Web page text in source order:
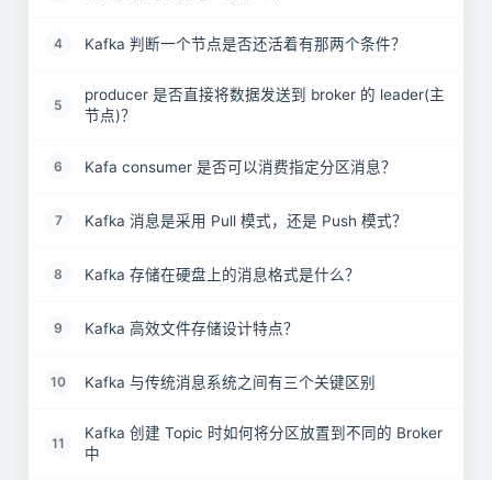
4 Kafka 判断一个节点是否还活着有那两个条件？
5
producer 是否直接将数据发送到 broker 的 leader(主
节点)？
6 Kafa consumer 是否可以消费指定分区消息？
7 Kafka 消息是采用 Pull 模式，还是 Push 模式？
8 Kafka 存储在硬盘上的消息格式是什么？
9 Kafka 高效文件存储设计特点？
10 Kafka 与传统消息系统之间有三个关键区别
11
Kafka 创建 Topic 时如何将分区放置到不同的 Broker
中